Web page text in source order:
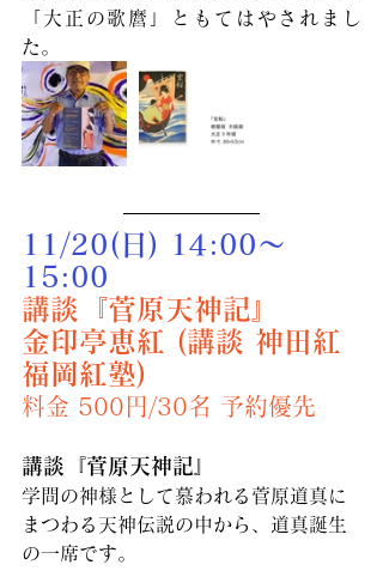
「大正の歌麿」ともてはやされまし
た。
11/20(日) 14:00〜
15:00
講談『菅原天神記』
金印亭恵紅 (講談 神田紅
福岡紅塾)
料金 500円/30名 予約優先
講談『菅原天神記』
学問の神様として慕われる菅原道真に
まつわる天神伝説の中から、道真誕生
の一席です。